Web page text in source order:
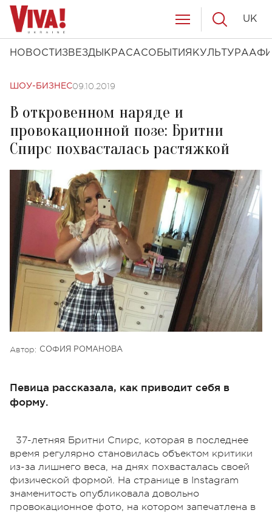
НОВОСТИ ЗВЕЗДЫ КРАСАСОБЫТИЯ КУЛЬТУРА
UK
ШОУ-БИЗНЕС09.10.2019
В откровенном наряде и
провокационной позе: Бритни
Спирс похвасталась растяжкой
Автор: СОФИЯ РОМАНОВА
Певица рассказала, как приводит себя в
форму.
37-летняя Бритни Спирс, которая в последнее
время регулярно становилась объектом критики
из-за лишнего веса, на днях похвасталась своей
физической формой. На странице в Instagram
знаменитость опубликовала довольно
провокационное фото, на котором запечатлена в